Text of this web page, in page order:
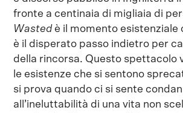
fronte a centinaia di migliaia di
Wasted è il momento esistenziale
è il disperato passo indietro per
della rincorsa. Questo spettacolo
le esistenze che si sentono
si prova quando ci si sente
all’ineluttabilità di una vita non